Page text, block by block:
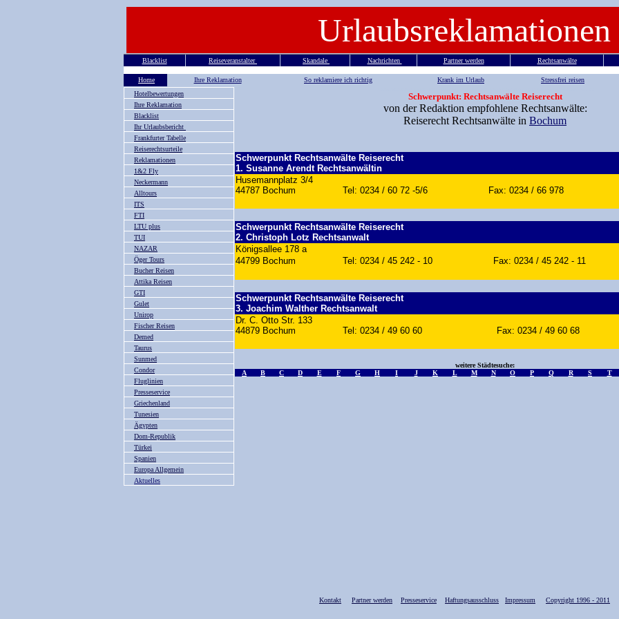
Urlaubsreklamationen
Blacklist Reiseveranstalter Skandale Nachrichten Partner werden Rechtsanwälte
Home
Ihre Reklamation So reklamiere ich richtig Krank im Urlaub Stressfrei reisen
Hotelbewertungen
Ihre Reklamation
Blacklist
Ihr Urlaubsbericht
Frankfurter Tabelle
Reiserechtsurteile
Reklamationen
1&2 Fly
Neckermann
Alltours
ITS
FTI
LTU plus
TUI
NAZAR
Öger Tours
Bucher Reisen
Attika Reisen
GTI
Gulet
Unirop
Fischer Reisen
Demed
Taurus
Sunmed
Condor
Fluglinien
Presseservice
Griechenland
Tunesien
Ägypten
Dom-Republik
Türkei
Spanien
Europa Allgemein
Aktuelles
Schwerpunkt: Rechtsanwälte Reiserecht
von der Redaktion empfohlene Rechtsanwälte:
Reiserecht Rechtsanwälte in Bochum
Schwerpunkt Rechtsanwälte Reiserecht
1. Susanne Arendt Rechtsanwältin
Husemannplatz 3/4
44787 Bochum Tel: 0234 / 60 72 -5/6 Fax: 0234 / 66 978
Schwerpunkt Rechtsanwälte Reiserecht
2. Christoph Lotz Rechtsanwalt
Königsallee 178 a
44799 Bochum Tel: 0234 / 45 242 - 10 Fax: 0234 / 45 242 - 11
Schwerpunkt Rechtsanwälte Reiserecht
3. Joachim Walther Rechtsanwalt
Dr. C. Otto Str. 133
44879 Bochum Tel: 0234 / 49 60 60 Fax: 0234 / 49 60 68
weitere Städtesuche:
A
B C D E F G H I J K L M N O P Q R S T
Kontakt Partner werden Presseservice Haftungsausschluss Impressum Copyright 1996 - 2011